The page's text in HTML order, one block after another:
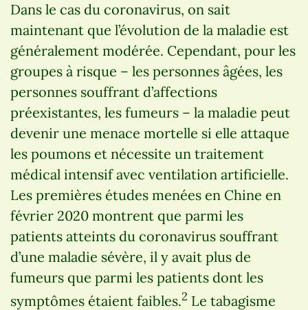
Dans le cas du coronavirus, on sait
maintenant que l’évolution de la maladie est
généralement modérée. Cependant, pour les
groupes à risque – les personnes âgées, les
personnes souffrant d’affections
préexistantes, les fumeurs – la maladie peut
devenir une menace mortelle si elle attaque
les poumons et nécessite un traitement
médical intensif avec ventilation artificielle.
Les premières études menées en Chine en
février 2020 montrent que parmi les
patients atteints du coronavirus souffrant
d’une maladie sévère, il y avait plus de
fumeurs que parmi les patients dont les
symptômes étaient faibles.2 Le tabagisme